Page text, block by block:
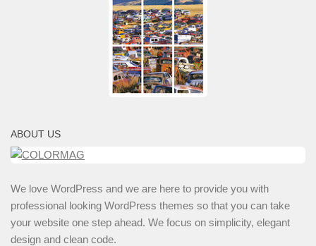
ABOUT US
We love WordPress and we are here to provide you with
professional looking WordPress themes so that you can take
your website one step ahead. We focus on simplicity, elegant
design and clean code.